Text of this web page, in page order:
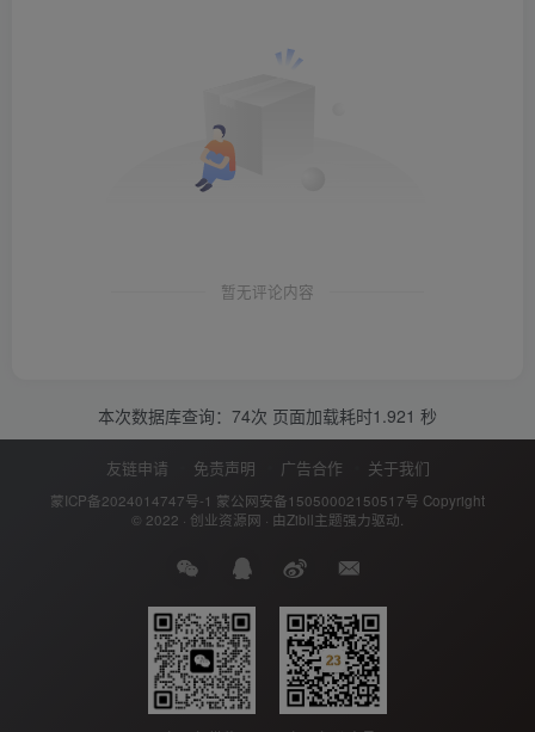
暂无评论内容
本次数据库查询：74次 页面加载耗时1.921 秒
友链申请 免责声明 广告合作 关于我们
蒙ICP备2024014747号-1 蒙公网安备15050002150517号 Copyright
© 2022 · 创业资源网 · 由Zibll主题强力驱动.